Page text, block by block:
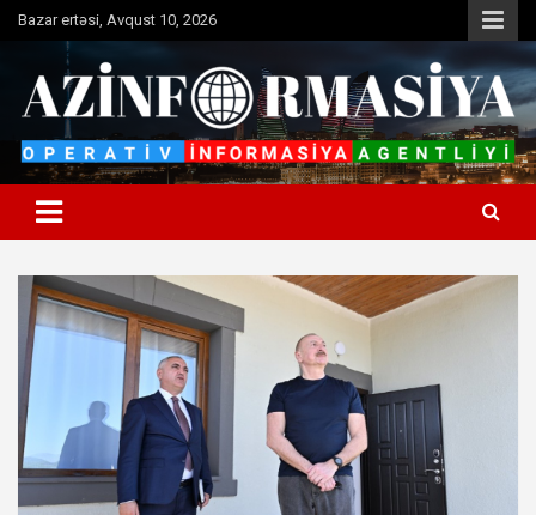
SkipBazar ertəsi, Avqust 10, 2026
Azinformasiya
Operativ informasiya agentliyi